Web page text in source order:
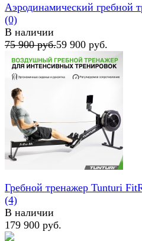
избранное сравнить
Аэродинамический гребной
(0)
В наличии
75 900 руб.59 900 руб.
Гребной тренажер Tunturi
(4)
В наличии
179 900 руб.